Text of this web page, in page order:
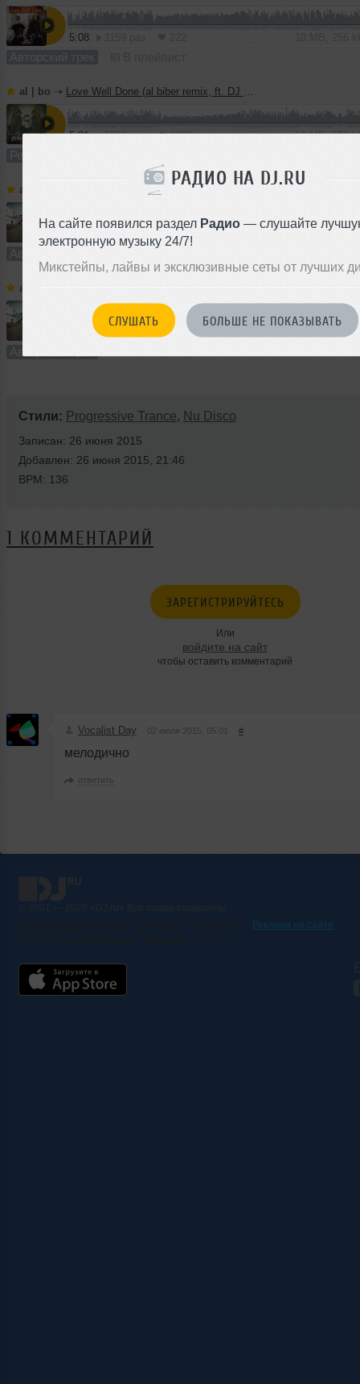
РАДИО НА DJ.RU
На сайте появился раздел Радио — слушайте
электронную музыку 24/7!
Микстейпы, лайвы и эксклюзивные сеты от лучших
СЛУШАТЬ БОЛЬШЕ НЕ ПОКАЗЫВАТЬ
5:08
Авторский трек
al | bo ➝ Love Well Done (al biber remix, ft. DJ Haley)
5:21 5929 раз 1382 10 MB, 256
Ремикс
al | bo We Are The World (reunion)
321 6.0 MB, 256
Авторский трек
al | bo
195 6.6 MB,
Авторский трек
Стили: Progressive Trance, Nu Disco
Записан: 26 июня 2015
Добавлен: 26 июня 2015, 21:46
BPM: 136
1 КОММЕНТАРИЙ
ЗАРЕГИСТРИРУЙТЕСЬ
Или
войдите на сайт
чтобы оставить комментарий
Vocalist Day 02 июля 2015, 05:01 #
мелодично
ответить
Реклама на сайте